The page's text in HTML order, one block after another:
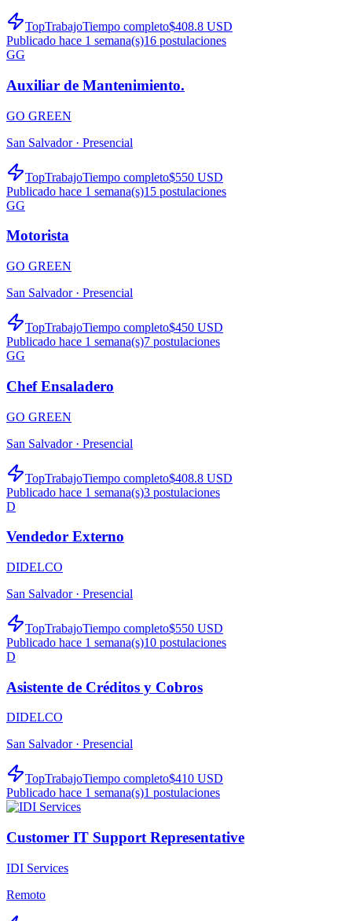
TopTrabajoTiempo completo$408.8 USD
Publicado hace 1 semana(s)16 postulaciones
GG
Auxiliar de Mantenimiento.
GO GREEN
San Salvador · Presencial
TopTrabajoTiempo completo$550 USD
Publicado hace 1 semana(s)15 postulaciones
GG
Motorista
GO GREEN
San Salvador · Presencial
TopTrabajoTiempo completo$450 USD
Publicado hace 1 semana(s)7 postulaciones
GG
Chef Ensaladero
GO GREEN
San Salvador · Presencial
TopTrabajoTiempo completo$408.8 USD
Publicado hace 1 semana(s)3 postulaciones
D
Vendedor Externo
DIDELCO
San Salvador · Presencial
TopTrabajoTiempo completo$550 USD
Publicado hace 1 semana(s)10 postulaciones
D
Asistente de Créditos y Cobros
DIDELCO
San Salvador · Presencial
TopTrabajoTiempo completo$410 USD
Publicado hace 1 semana(s)1 postulaciones
Customer IT Support Representative
IDI Services
Remoto